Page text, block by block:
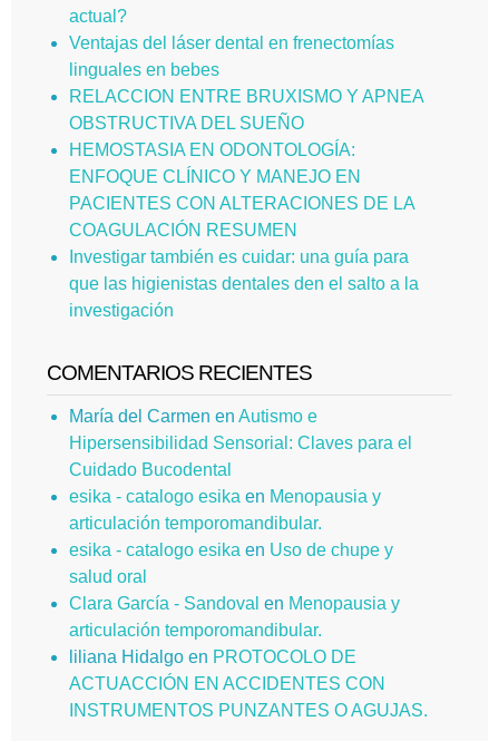
actual?
Ventajas del láser dental en frenectomías
linguales en bebes
RELACCION ENTRE BRUXISMO Y APNEA
OBSTRUCTIVA DEL SUEÑO
HEMOSTASIA EN ODONTOLOGÍA:
ENFOQUE CLÍNICO Y MANEJO EN
PACIENTES CON ALTERACIONES DE LA
COAGULACIÓN RESUMEN
Investigar también es cuidar: una guía para
que las higienistas dentales den el salto a la
investigación
COMENTARIOS RECIENTES
María del Carmen en Autismo e
Hipersensibilidad Sensorial: Claves para el
Cuidado Bucodental
esika - catalogo esika en Menopausia y
articulación temporomandibular.
esika - catalogo esika en Uso de chupe y
salud oral
Clara García - Sandoval en Menopausia y
articulación temporomandibular.
liliana Hidalgo en PROTOCOLO DE
ACTUACCIÓN EN ACCIDENTES CON
INSTRUMENTOS PUNZANTES O AGUJAS.